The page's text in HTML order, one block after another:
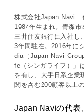
株式会社Japan Navi
1984年生まれ。青森
三井住友銀行に入社し
3年間駐在。2016年に
dia（Japan Navi
fe（シンガライフ）」
を有し、大手日系企業
関を含む200顧客以上
Japan Naviの代表